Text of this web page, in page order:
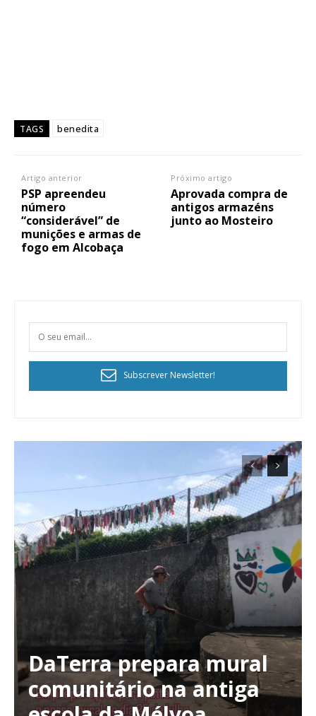
TAGS benedita
Artigo anterior
PSP apreendeu
número
“considerável” de
munições e armas de
fogo em Alcobaça
Próximo artigo
Aprovada compra de
antigos armazéns
junto ao Mosteiro
Subscrever Newsletter!
DaTerra prepara mural
comunitário na antiga